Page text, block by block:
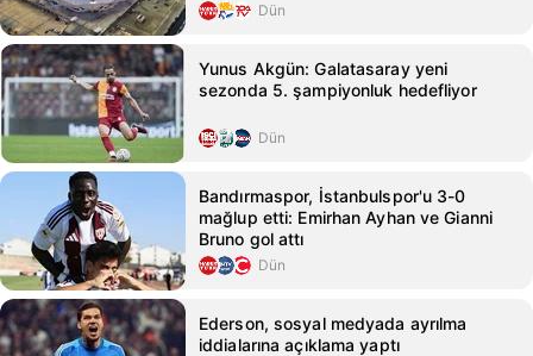
Dün
Yunus Akgün: Galatasaray yeni
sezonda 5. şampiyonluk hedefliyor
Dün
Bandırmaspor, İstanbulspor'u 3-0
mağlup etti: Emirhan Ayhan ve Gianni
Bruno gol attı
Dün
Ederson, sosyal medyada ayrılma
iddialarına açıklama yaptı